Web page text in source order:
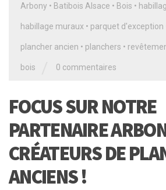
Arbony • Batibois Alsace • Bois •
habillage muraux • parquet d'exception
plancher ancien • planchers •
bois 0 commentaires
FOCUS SUR NOTRE
PARTENAIRE
CRÉATEURS DE
ANCIENS !